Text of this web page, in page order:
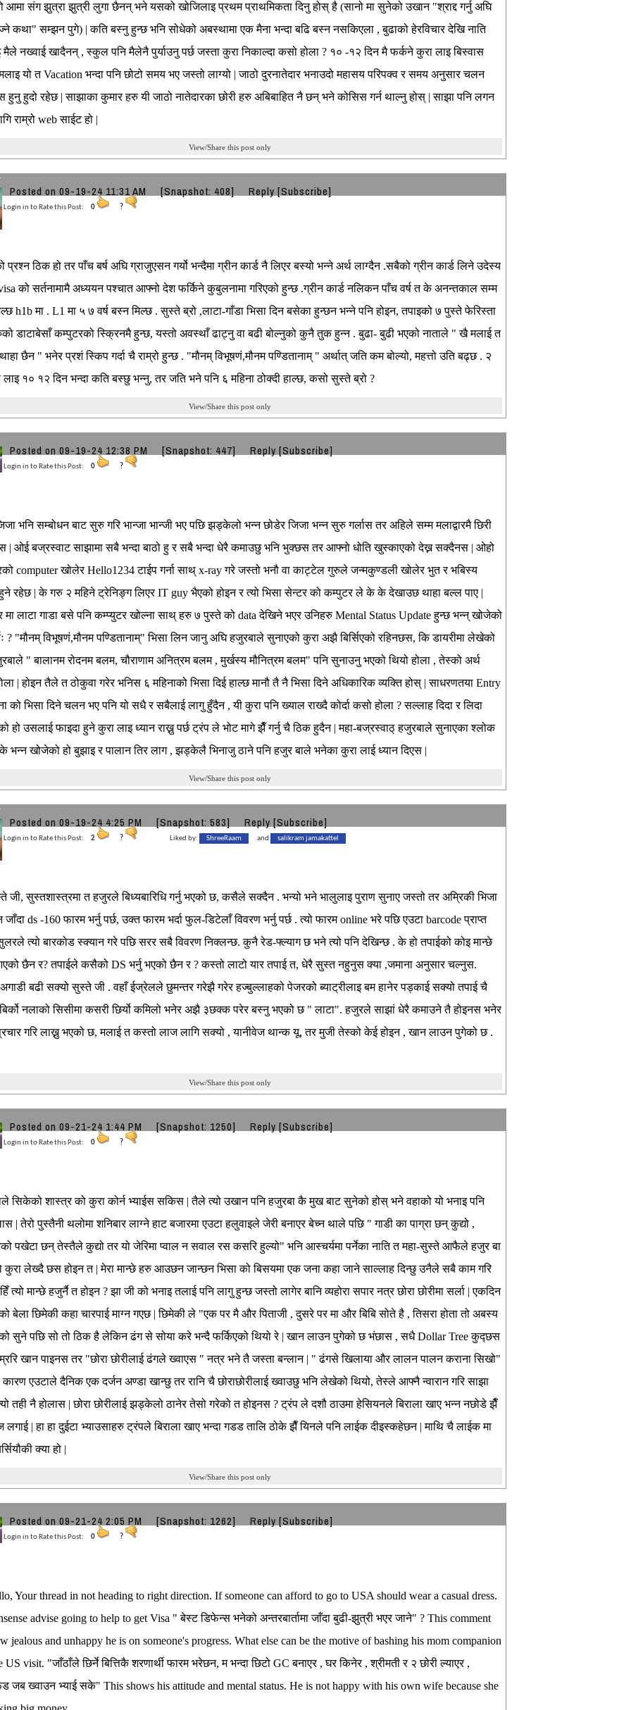
आमा संग झुत्रा झुत्री लुगा छैनन् भने यसको खोजिलाइ प्रथम प्राथमिकता दिनु होस् है (सानो मा सुनेको उखान "श्राद्द गर्नु अघि
कथा" सम्झन पुगे) | कति बस्नु हुन्छ भनि सोधेको अबस्थामा एक मैना भन्दा बढि बस्न नसकिएला , बुढाको हेरविचार देखि नाति
मैले नख्वाई खादैनन् , स्कुल पनि मैलेनै पुर्याउनु पर्छ जस्ता कुरा निकाल्दा कसो होला ? १० -१२ दिन मै फर्कने कुरा लाइ बिस्वास
मलाइ यो त Vacation भन्दा पनि छोटो समय भए जस्तो लाग्यो | जाठो दुरनातेदार भनाउदो महासय परिपक्व र समय अनुसार चलन
हुनु हुदो रहेछ | साझाका कुमार हरु यी जाठो नातेदारका छोरी हरु अबिबाहित नै छन् भने कोसिस गर्न थाल्नु होस् | साझा पनि लगन
राम्रो web साईट हो |
View/Share this post only
Posted on 09-19-24 11:31 AM [Snapshot: 408] Reply [Subscribe]
Login in to Rate this Post: 0 ?
प्रश्न ठिक हो तर पाँच बर्ष अघि ग्राजुएसन गर्यो भन्दैमा ग्रीन कार्ड नै लिएर बस्यो भन्ने अर्थ लाग्दैन .सबैको ग्रीन कार्ड लिने उदेस्य
को सर्तनामामै अध्ययन पश्चात आफ्नो देश फर्किने कुबुलनामा गरिएको हुन्छ .ग्रीन कार्ड नलिकन पाँच वर्ष त के अनन्तकाल सम्म
h1b मा . L1 मा ५ ७ वर्ष बस्न मिल्छ . सुस्ते ब्रो ,लाटा-गाँडा भिसा दिन बसेका हुन्छन भन्ने पनि होइन, तपाइको ७ पुस्ते फेरिस्ता
डाटाबेसाँ कम्पुटरको स्क्रिनमै हुन्छ, यस्तो अवस्थाँ ढाट्नु वा बढी बोल्नुको कुनै तुक हुन्न . बुढा- बुढी भएको नाताले " खै मलाई त
छैन " भनेर प्रशं स्किप गर्दा चै राम्रो हुन्छ . "मौनम् विभूषणं,मौनम पण्डितानाम् " अर्थात् जति कम बोल्यो, महत्तो उति बढ्छ . २
लाइ १० १२ दिन भन्दा कति बस्छु भन्नु, तर जति भने पनि ६ महिना ठोक्दी हाल्छ, कसो सुस्ते ब्रो ?
View/Share this post only
Posted on 09-19-24 12:38 PM [Snapshot: 447] Reply [Subscribe]
Login in to Rate this Post: 0 ?
भनि सम्बोधन बाट सुरु गरि भान्जा भान्जी भए पछि झड्केलो भन्न छोडेर जिजा भन्न सुरु गर्लास तर अहिले सम्म मलाद्वारमै छिरी
| ओई बज्रस्वाट साझामा सबै भन्दा बाठो हु र सबै भन्दा धेरै कमाउछु भनि भुक्छस तर आफ्नो धोति खुस्काएको देख्न सक्दैनस | ओहो
computer खोलेर Hello1234 टाईप गर्ना साथ् x-ray गरे जस्तो भनौ वा काट्टेल गुरुले जन्मकुण्डली खोलेर भुत र भबिस्य
रहेछ | के गरु २ महिने ट्रेनिङ्ग लिएर IT guy भैएको होइन र त्यो भिसा सेन्टर को कम्पुटर ले के के देखाउछ थाहा बल्ल पाए |
मा लाटा गाडा बसे पनि कम्प्युटर खोल्ना साथ् हरु ७ पुस्ते को data देखिने भएर उनिहरु Mental Status Update हुन्छ भन्न् खोजेको
? "मौनम् विभूषणं,मौनम पण्डितानाम्" भिसा लिन जानु अघि हजुरबाले सुनाएको कुरा अझै बिर्सिएको रहिनछस, कि डायरीमा लेखेको
" बालानम रोदनम बलम, चौराणाम अनित्रम बलम , मुर्खस्य मौनित्रम बलम" पनि सुनाउनु भएको थियो होला , तेस्को अर्थ
| होइन तैले त ठोकुवा गरेर भनिस ६ महिनाको भिसा दिई हाल्छ मानौ तै नै भिसा दिने अधिकारिक व्यक्ति होस् | साधरणतया Entry
को भिसा दिने चलन भए पनि यो सधै र सबैलाई लागु हुँदैन , यी कुरा पनि ख्याल राख्दै कोर्दा कसो होला ? सल्लाह दिदा र लिदा
हो उसलाई फाइदा हुने कुरा लाइ ध्यान राख्नु पर्छ ट्रंप ले भोट मागे झैँ गर्नु चै ठिक हुदैन | महा-बज्रस्वाठ् हजुरबाले सुनाएका श्लोक
के भन्न खोजेको हो बुझाइ र पालान तिर लाग , झड्केलै भिनाजु ठाने पनि हजुर बाले भनेका कुरा लाई ध्यान दिएस |
View/Share this post only
Posted on 09-19-24 4:25 PM [Snapshot: 583] Reply [Subscribe]
Login in to Rate this Post: 2 ? Liked by: ShreeRaam and salikram jamakattel
जी, सुस्तशास्त्रमा त हजुरले बिध्यबारिधि गर्नु भएको छ, कसैले सक्दैन . भन्यो भने भालुलाइ पुराण सुनाए जस्तो तर अम्रिकी भिजा
ds -160 फारम भर्नु पर्छ, उक्त फारम भर्दा फुल-डिटेलाँ विवरण भर्नु पर्छ . त्यो फारम online भरे पछि एउटा barcode प्राप्त
त्यो बारकोड स्क्यान गरे पछि सरर सबै विवरण निक्लन्छ. कुनै रेड-फ्ल्याग छ भने त्यो पनि देखिन्छ . के हो तपाईको कोइ मान्छे
छैन र? तपाईले कसैको DS भर्नु भएको छैन र ? कस्तो लाटो यार तपाई त, धेरै सुस्त नहुनुस क्या ,जमाना अनुसार चल्नुस.
बढी सक्यो सुस्ते जी . वहाँ ईज्रेलले छुमन्तर गरेझै गरेर हज्बुल्लाहको पेजरको ब्याट्रीलाइ बम हानेर पड्काई सक्यो तपाई चै
नलाको सिसीमा कसरी छिर्यो कमिलो भनेर अझै ३छक्क परेर बस्नु भएको छ " लाटा". हजुरले साझां धेरै कमाउने तै होइनस भनेर
गरि लाख्नु भएको छ, मलाई त कस्तो लाज लागि सक्यो , यानीवेज थान्क यू, तर मुजी तेस्को केई होइन , खान लाउन पुगेको छ .
View/Share this post only
Posted on 09-21-24 1:44 PM [Snapshot: 1250] Reply [Subscribe]
Login in to Rate this Post: 0 ?
सिकेको शास्त्र को कुरा कोर्न भ्याईस सकिस | तैले त्यो उखान पनि हजुरबा कै मुख बाट सुनेको होस् भने वहाको यो भनाइ पनि
| तेरो पुस्तैनी थलोमा शनिबार लाग्ने हाट बजारमा एउटा हलुवाइले जेरी बनाएर बेच्न थाले पछि " गाडी का पाग्रा छन् कुद्यो ,
पखेटा छन् तेस्तैले कुद्यो तर यो जेरिमा प्वाल न सवाल रस कसरि हुल्यो" भनि आस्चर्यमा पर्नेका नाति त महा-सुस्ते आफैले हजुर बा
लेख्दै छस होइन त | मेरा मान्छे हरु आउछन जान्छन भिसा को बिसयमा एक जना कहा जाने साल्लाह दिन्छु उनैले सबै काम गरि
त्यो मान्छे हजुर्नै त होइन ? झा जी को भनाइ तलाई पनि लागु हुन्छ जस्तो लागेर बानि व्यहोरा सपार नत्र छोरा छोरीमा सर्ला | एकदिन
बेला छिमेकी कहा चारपाई माग्न गएछ | छिमेकी ले "एक पर मै और पिताजी , दुसरे पर मा और बिबि सोते है , तिसरा होता तो अबस्य
सुने पछि सो तो ठिक है लेकिन ढंग से सोया करे भन्दै फर्किएको थियो रे | खान लाउन पुगेको छ भंछास , सधै Dollar Tree कुद्छस
खान पाइनस तर "छोरा छोरीलाई ढंगले ख्वाएस " नत्र भने तै जस्ता बन्लान | " ढंगसे खिलाया और लालन पालन कराना सिखो"
कारण एउटाले दैनिक एक दर्जन अण्डा खान्छु तर रानि चै छोराछोरीलाई ख्वाउछु भनि लेखेको थियो, तेस्ले आफ्नै न्वारान गरि साझा
तही नै होलास | छोरा छोरीलाई झड्केलो ठानेर तेसो गरेको त होइनस ? ट्रंप ले दशौ ठाउमा हेसियनले बिराला खाए भन्न नछोडे झैँ
लगाई | हा हा दुईटा भ्याउसाहरु ट्रंपले बिराला खाए भन्दा गडड तालि ठोके झैँ यिनले पनि लाईक दीइस्कहेछन | माथि चै लाईक मा
क्या हो |
View/Share this post only
Posted on 09-21-24 2:05 PM [Snapshot: 1262] Reply [Subscribe]
Login in to Rate this Post: 0 ?
Your thread in not heading to right direction. If someone can afford to go to USA should wear a casual dress.
advise going to help to get Visa " बेस्ट डिफेन्स भनेको अन्तरबार्तामा जाँदा बुढी-झुत्री भएर जाने" ? This comment
jealous and unhappy he is on someone's progress. What else can be the motive of bashing his mom companion
visit. "जाँठाँले छिर्ने बित्तिकै शरणार्थी फारम भरेछन, म भन्दा छिटो GC बनाएर , घर किनेर , श्रीमती र २ छोरी ल्याएर ,
जब ख्वाउन भ्याई सके" This shows his attitude and mental status. He is not happy with his own wife because she